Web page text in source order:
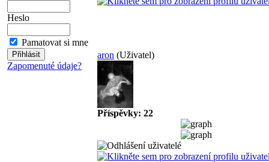
Heslo
Pamatovat si mne
Zapomenuté údaje?
aron (Uživatel)
Příspěvky: 22